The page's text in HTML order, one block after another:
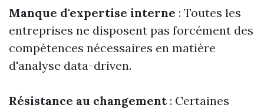
Manque d'expertise interne : Toutes les
entreprises ne disposent pas forcément des
compétences nécessaires en matière
d'analyse data-driven.
Résistance au changement: Certaines